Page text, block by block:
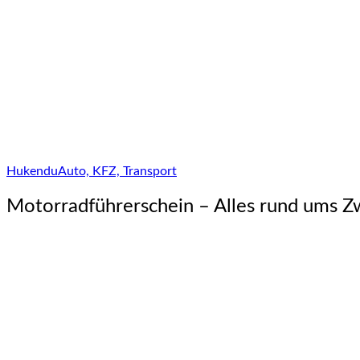
HukenduAuto, KFZ, Transport
Motorradführerschein – Alles rund ums